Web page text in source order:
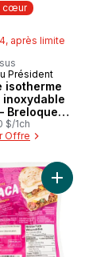
cœur
après limite
cœur
Président
isotherme
Breloques
$/1ch
Offre
laitier, pâte à
Ajouter